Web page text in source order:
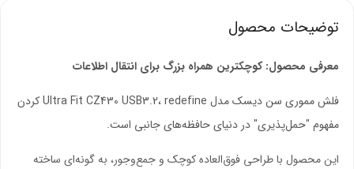
توضیحات محصول
معرفی محصول: کوچکترین همراه بزرگ برای انتقال اطلاعات
فلش مموری سن دیسک مدل Ultra Fit CZ430 USB3.2، redefine کردن
مفهوم "حمل‌پذیری" در دنیای حافظه‌های جانبی است.
این محصول با طراحی فوق‌العاده کوچک و جمع‌وجور، به گونه‌ای ساخته